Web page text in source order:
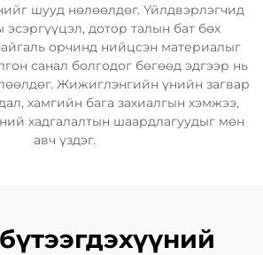
шууд нөлөөлдөг. Үйлдвэрлэгчид
эсэргүүцэл, дотор талын бат бөх
орчинд нийцсэн материалыг
санал болгодог бөгөөд эдгээр нь
Жижиглэнгийн үнийн загвар
хамгийн бага захиалгын хэмжээ,
хадгалалтын шаардлагуудыг мөн
авч үздэг.